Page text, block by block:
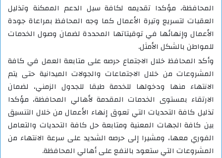
المحافظة، مؤكدا تقديمه لكافة سبل الدعم الممكنة وتذليل
العقبات لتسريع وتيرة الأعمال كما وجه المحافظ بمراعاة جودة
الأعمال وإنهائها في توقيتاتها المحددة لضمان وصول الخدمات
للمواطن بالشكل الأمثل.
وأكد المحافظ خلال الاجتماع حرصه على متابعة العمل في كافة
المشروعات من خلال الاجتماعات والجولات الميدانية حتى يتم
الانتهاء منها ودخولها للخدمة طبقا للجدول الزمني، لضمان
الارتقاء بمستوى الخدمات المقدمة لأهالي المحافظة، مؤكدا
تذليل كافة التحديات التي تعوق إنهاء الأعمال من خلال التنسيق
بين كافة الجهات المعنية ومتابعة حل كافة التحديات والتعامل
الفوري معها، ومشيرا إلى حرصه الشديد على سرعة الانتهاء من
المشروعات التي ستعود بالنفع على أهالي المحافظة.